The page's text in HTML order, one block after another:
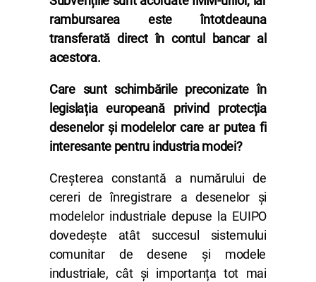
rambursarea este întotdeauna
transferată direct în contul bancar al
acestora.
Care sunt schimbările preconizate în
legislația europeană privind protecția
desenelor și modelelor care ar putea fi
interesante pentru industria modei?
Creșterea constantă a numărului de
cereri de înregistrare a desenelor și
modelelor industriale depuse la EUIPO
dovedește atât succesul sistemului
comunitar de desene și modele
industriale, cât și importanța tot mai